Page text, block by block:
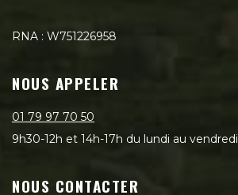
RNA : W751226958
NOUS APPELER
01 79 97 70 50
9h30-12h et 14h-17h du lundi au vendredi
NOUS CONTACTER